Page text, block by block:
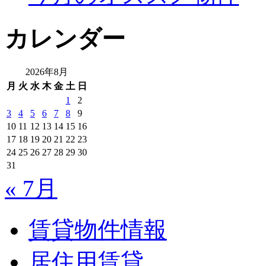
カレンダー
2026年8月
月 火 水 木 金 土 日
1
2
3
4 5 6 7 8
9
10 11 12 13 14 15 16
17 18 19 20 21 22 23
24 25 26 27 28 29 30
31
« 7月
賃貸物件情報